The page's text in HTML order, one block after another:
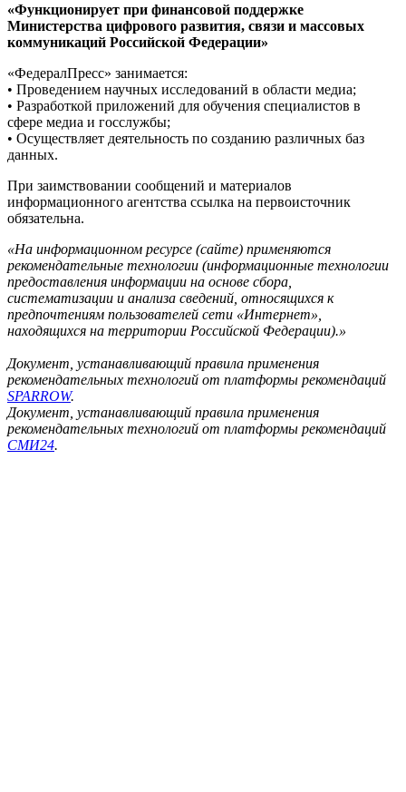
«Функционирует при финансовой поддержке
Министерства цифрового развития, связи и массовых
коммуникаций Российской Федерации»
«ФедералПресс» занимается:
• Проведением научных исследований в области медиа;
• Разработкой приложений для обучения специалистов в
сфере медиа и госслужбы;
• Осуществляет деятельность по созданию различных баз
данных.
При заимствовании сообщений и материалов
информационного агентства ссылка на первоисточник
обязательна.
«На информационном ресурсе (сайте) применяются
рекомендательные технологии (информационные технологии
предоставления информации на основе сбора,
систематизации и анализа сведений, относящихся к
предпочтениям пользователей сети «Интернет»,
находящихся на территории Российской Федерации).»
Документ, устанавливающий правила применения
рекомендательных технологий от платформы рекомендаций
SPARROW.
Документ, устанавливающий правила применения
рекомендательных технологий от платформы рекомендаций
СМИ24.